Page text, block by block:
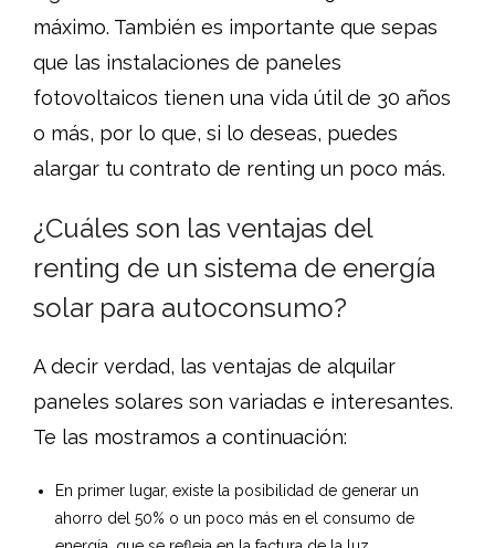
máximo. También es importante que sepas
que las instalaciones de paneles
fotovoltaicos tienen una vida útil de 30 años
o más, por lo que, si lo deseas, puedes
alargar tu contrato de renting un poco más.
¿Cuáles son las ventajas del
renting de un sistema de energía
solar para autoconsumo?
A decir verdad, las ventajas de alquilar
paneles solares son variadas e interesantes.
Te las mostramos a continuación:
En primer lugar, existe la posibilidad de generar un
ahorro del 50% o un poco más en el consumo de